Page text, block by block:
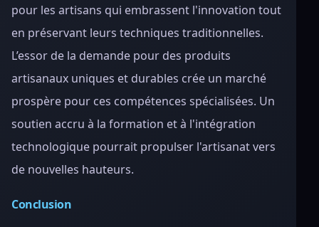
pour les artisans qui embrassent l'innovation tout
en préservant leurs techniques traditionnelles.
L’essor de la demande pour des produits
artisanaux uniques et durables crée un marché
prospère pour ces compétences spécialisées. Un
soutien accru à la formation et à l'intégration
technologique pourrait propulser l'artisanat vers
de nouvelles hauteurs.
Conclusion